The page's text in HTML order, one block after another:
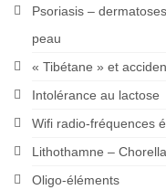
Psoriasis –
peau
« Tibétane » et
Intolérance au lactose
Wifi radio-fréquences
Lithothamne –
Oligo-éléments